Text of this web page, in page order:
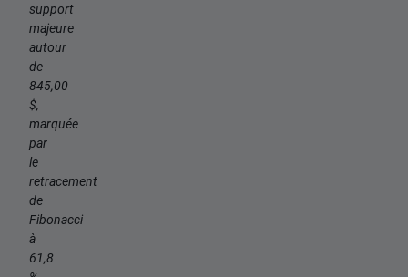
support
majeure
autour
de
845,00
$,
marquée
par
le
retracement
de
Fibonacci
à
61,8